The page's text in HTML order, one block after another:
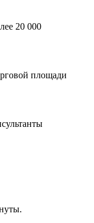
20 000
площади